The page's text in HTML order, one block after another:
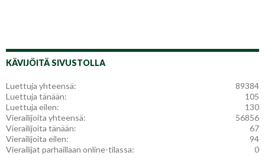
KÄVIJÖITÄ SIVUSTOLLA
89384
Luettuja yhteensä:
105
Luettuja tänään:
130
Luettuja eilen:
56856
Vierailijoita yhteensä:
67
Vierailijoita tänään:
94
Vierailijoita eilen:
0
Vierailijat parhaillaan online-tilassa: